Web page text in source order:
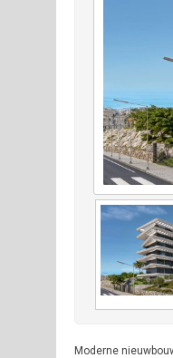
Moderne